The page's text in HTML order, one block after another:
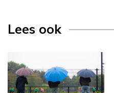
Lees ook